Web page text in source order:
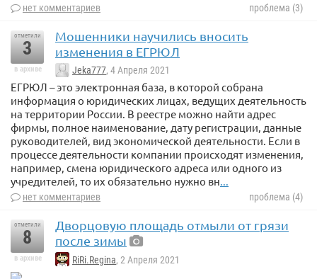
нет комментариев проблема (3)
отметили
3
в архиве
Мошенники научились вносить
изменения в ЕГРЮЛ
Jeka777, 4 Апреля 2021
ЕГРЮЛ – это электронная база, в которой собрана
информация о юридических лицах, ведущих деятельность
на территории России. В реестре можно найти адрес
фирмы, полное наименование, дату регистрации, данные
руководителей, вид экономической деятельности. Если в
процессе деятельности компании происходят изменения,
например, смена юридического адреса или одного из
учредителей, то их обязательно нужно вн
нет комментариев проблема (4)
отметили
8
в архиве
Дворцовую площадь отмыли от грязи
после зимы
RiRi.Regina, 2 Апреля 2021